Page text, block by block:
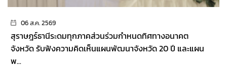
06 ส.ค. 2569
สุราษฎร์ธานีระดมทุกภาคส่วนร่วมกำหนดทิศทางอนาคต
จังหวัด รับฟังความคิดเห็นแผนพัฒนาจังหวัด 20 ปี และแผน
พ...